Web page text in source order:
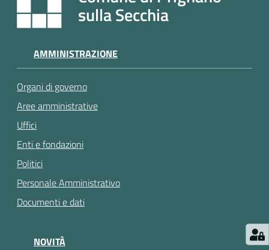
a
p
t
a
m
e
n
t
o
sulla Secchia
AMMINISTRAZIONE
Organi di governo
Aree amministrative
Uffici
Enti e fondazioni
Politici
Personale Amministrativo
Documenti e dati
NOVITÀ